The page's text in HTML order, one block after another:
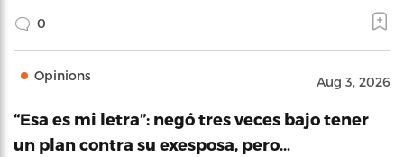
0
Opinions Aug 3, 2026
“Esa es mi letra”: negó tres veces bajo tener
un plan contra su exesposa, pero…